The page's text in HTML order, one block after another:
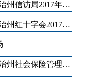
新疆维吾尔自治区克孜勒苏柯尔克孜自治州信访局2017年部门预算公开
新疆维吾尔自治区克孜勒苏柯尔克孜自治州红十字会2017年部门预算公开
新疆维吾尔自治区克孜勒苏柯尔克孜自治州社会保险管理局2017年部门预算公开